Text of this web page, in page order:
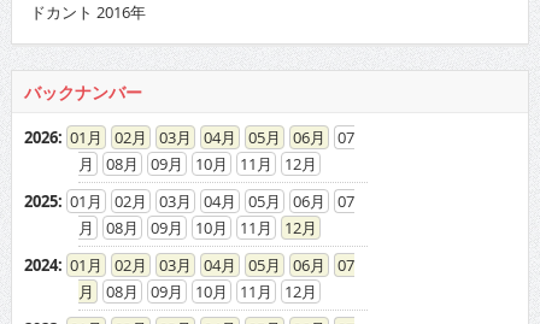
ドカント 2016年
バックナンバー
2026: 01 02 03 04 05 06
07
08
09 10 11
12
2025: 01 02 03 04 05 06
07
08
09 10 11
12
2024: 01 02 03 04 05 06
07
08
09 10 11
12